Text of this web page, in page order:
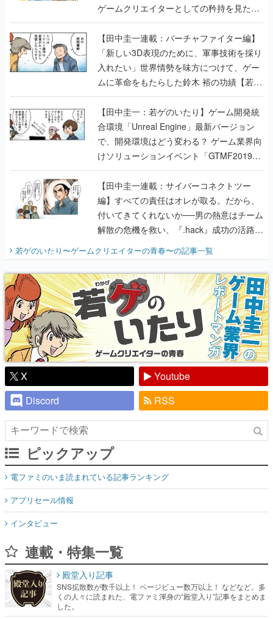
ゲームクリエイターとしての矜持を見た
【若ゲのいたり最終回】
【田中圭一連載：バーチャファイター編】
「新しい3D表現のために、軍事技術を採り
入れたい」世界情勢を味方につけて、ゲー
ムに革命をもたらした鈴木 裕の功績【若ゲ
のいたり】
【田中圭一：若ゲのいたり】ゲーム開発統
合環境「Unreal Engine」最新バージョン
で、開発環境はどう変わる？ ゲーム業界向
けソリューションイベント「GTMF2019」
に行って、より理解を深めよう【PR】
【田中圭一連載：サイバーコネクトツー
編】すべての責任はオレが取る。だから、
付いてきてくれないか──男の熱意はチーム
解散の危機を救い、『.hack』成功の活路を
『少年ジャンプ』色だった【若ゲのいた
り】
若ゲのいたり〜ゲームクリエイターの青春〜の記事一覧
X
Youtube
Discord
RSS
ピックアップ
電ファミのいま読まれている記事ランキング
アプリセール情報
インタビュー
連載・特集一覧
殿堂入り記事
SNS拡散数が数千以上！ ページビュー数万以上！ などなど。多
くの人々に読まれた、電ファミ渾身の“殿堂入り”記事をまとめま
した。